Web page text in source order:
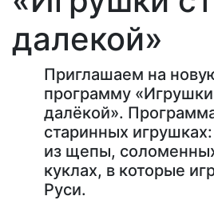
далекой»
Приглашаем на
программу
далёкой».
старинных
из щепы,
куклах, в которые
Руси.